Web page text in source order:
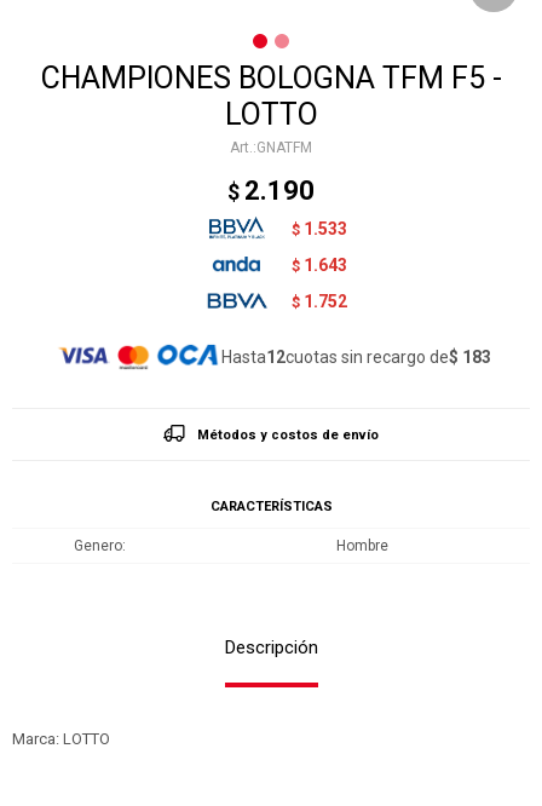
CHAMPIONES BOLOGNA TFM F5 -
LOTTO
GNATFM
$ 2.190
$ 1.533
$ 1.643
$ 1.752
Hasta12cuotas sin recargo de$ 183
Métodos y costos de envío
CARACTERÍSTICAS
Genero Hombre
Descripción
Marca: LOTTO